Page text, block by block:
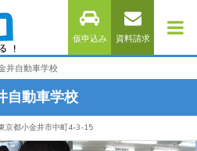
仮申込み 資料請求
井自動車学校
自動車学校
京都小金井市中町4-3-15